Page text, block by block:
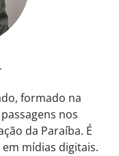
formado na
nos
da Paraíba. É
mídias digitais.